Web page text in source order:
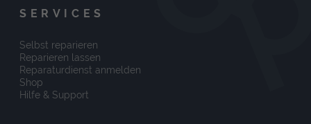
SERVICES
Selbst reparieren
Reparieren lassen
Reparaturdienst anmelden
Shop
Hilfe & Support